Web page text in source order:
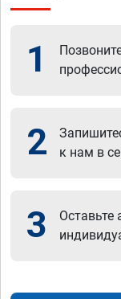
1
2
к нам в
3
Оставьте